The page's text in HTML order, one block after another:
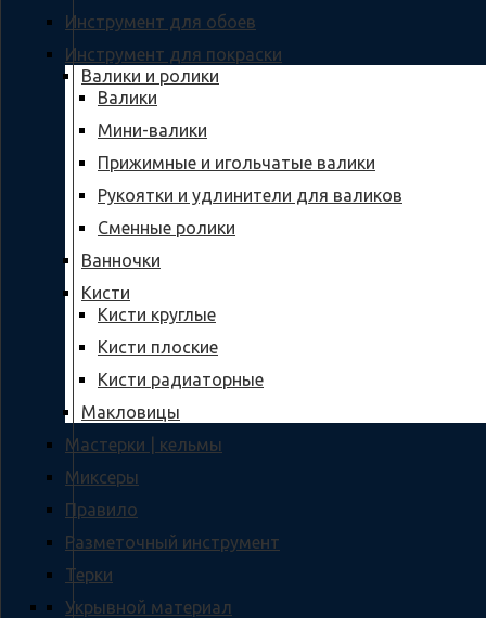
Инструмент для обоев
Инструмент для покраски
Валики и ролики
Валики
Мини-валики
Прижимные и игольчатые валики
Рукоятки и удлинители для валиков
Сменные ролики
Ванночки
Кисти
Кисти круглые
Кисти плоские
Кисти радиаторные
Макловицы
Мастерки | кельмы
Миксеры
Правило
Разметочный инструмент
Терки
Укрывной материал